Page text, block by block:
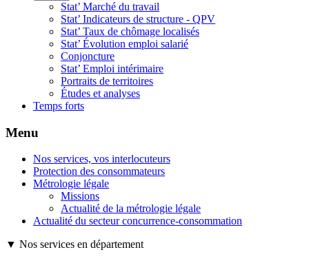
Stat’ Marché du travail
Stat’ Indicateurs de structure - QPV
Stat’ Taux de chômage localisés
Stat’ Évolution emploi salarié
Conjoncture
Stat’ Emploi intérimaire
Portraits de territoires
Études et analyses
Temps forts
Menu
Nos services, vos interlocuteurs
Protection des consommateurs
Métrologie légale
Missions
Actualité de la métrologie légale
Actualité du secteur concurrence-consommation
▼ Nos services en département